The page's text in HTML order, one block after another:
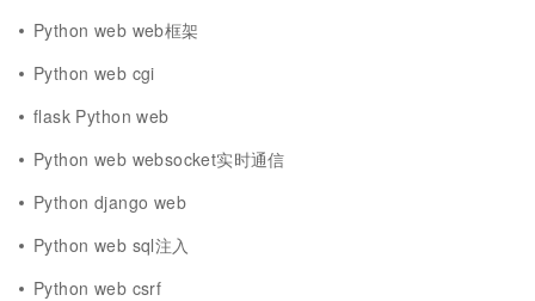
Python web web框架
Python web cgi
flask Python web
Python web websocket实时通信
Python django web
Python web sql注入
Python web csrf